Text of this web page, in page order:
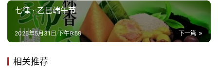
七律 · 乙巳端午节
下一篇
2025年5月31日 下午9:59
相关推荐